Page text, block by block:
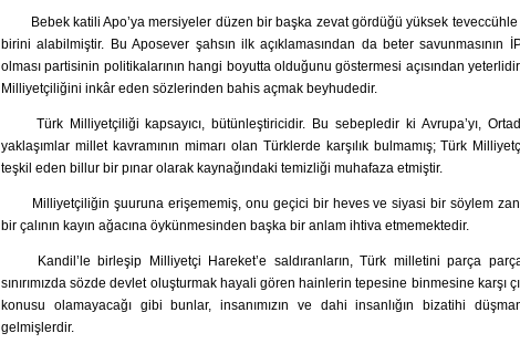
Bebek katili Apo’ya mersiyeler düzen bir başka zevat gördüğü yüksek
birini alabilmiştir. Bu Aposever şahsın ilk açıklamasından da beter savunmasının
olması partisinin politikalarının hangi boyutta olduğunu göstermesi açısından
Milliyetçiliğini inkâr eden sözlerinden bahis açmak beyhudedir.
Türk Milliyetçiliği kapsayıcı, bütünleştiricidir. Bu sebepledir ki Avrupa’yı,
yaklaşımlar millet kavramının mimarı olan Türklerde karşılık bulmamış; Türk
teşkil eden billur bir pınar olarak kaynağındaki temizliği muhafaza etmiştir.
Milliyetçiliğin şuuruna erişememiş, onu geçici bir heves ve siyasi bir söylem
bir çalının kayın ağacına öykünmesinden başka bir anlam ihtiva etmemektedir.
Kandil’le birleşip Milliyetçi Hareket’e saldıranların, Türk milletini parça
sınırımızda sözde devlet oluşturmak hayali gören hainlerin tepesine binmesine karşı
konusu olamayacağı gibi bunlar, insanımızın ve dahi insanlığın bizatihi
gelmişlerdir.